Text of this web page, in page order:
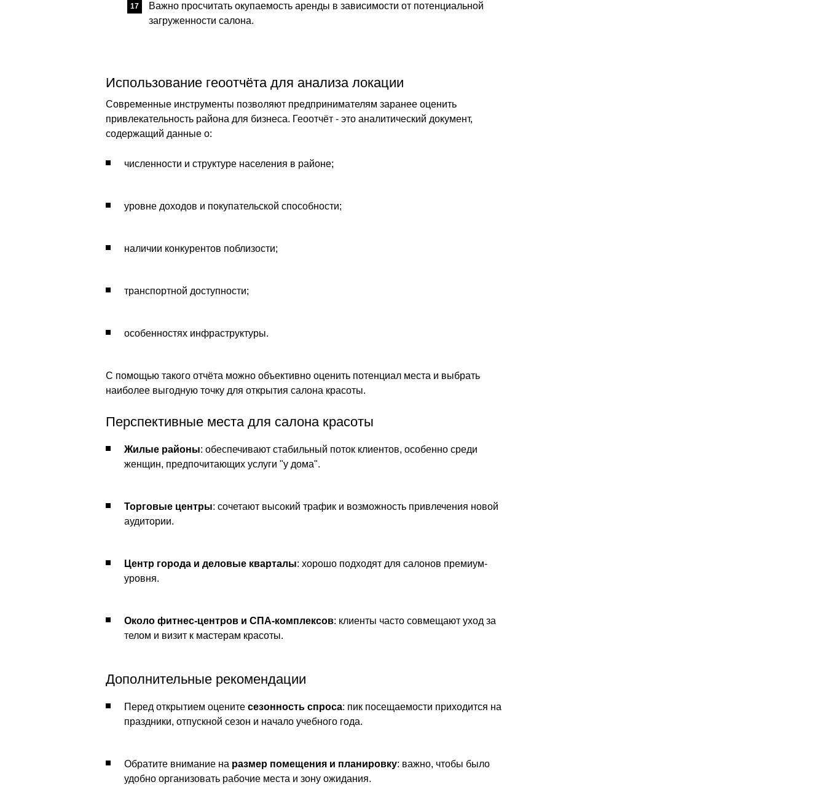
Важно просчитать окупаемость аренды в зависимости от потенциальной
загруженности салона.
Использование геоотчёта для анализа локации
Современные инструменты позволяют предпринимателям заранее оценить
привлекательность района для бизнеса. Геоотчёт - это аналитический документ,
содержащий данные о:
численности и структуре населения в районе;
уровне доходов и покупательской способности;
наличии конкурентов поблизости;
транспортной доступности;
особенностях инфраструктуры.
С помощью такого отчёта можно объективно оценить потенциал места и выбрать
наиболее выгодную точку для открытия салона красоты.
Перспективные места для салона красоты
Жилые районы: обеспечивают стабильный поток клиентов, особенно среди
женщин, предпочитающих услуги "у дома".
Торговые центры: сочетают высокий трафик и возможность привлечения новой
аудитории.
Центр города и деловые кварталы: хорошо подходят для салонов премиум-
уровня.
Около фитнес-центров и СПА-комплексов: клиенты часто совмещают уход за
телом и визит к мастерам красоты.
Дополнительные рекомендации
Перед открытием оцените сезонность спроса: пик посещаемости приходится на
праздники, отпускной сезон и начало учебного года.
Обратите внимание на размер помещения и планировку: важно, чтобы было
удобно организовать рабочие места и зону ожидания.